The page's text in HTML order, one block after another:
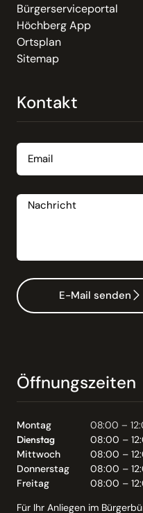
Bürgerserviceportal
Höchberg App
Ortsplan
Sitemap
Kontakt
E-Mail senden
Öffnungszeiten
Montag
08:00 –
Dienstag
08:00 –
Mittwoch
08:00 –
Donnerstag
08:00 –
Freitag
08:00 –
Für Ihr Anliegen im